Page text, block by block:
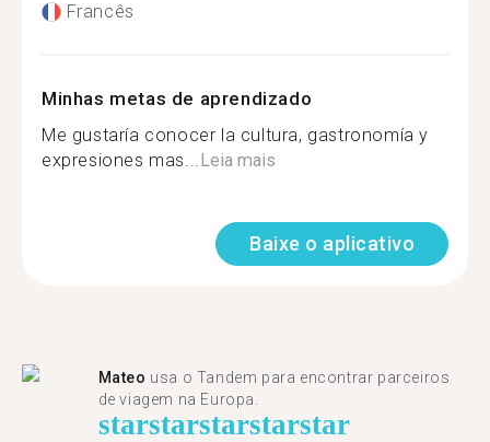
Francês
Minhas metas de aprendizado
Me gustaría conocer la cultura, gastronomía y
expresiones mas...Leia mais
Baixe o aplicativo
Mateo usa o Tandem para encontrar parceiros
de viagem na Europa.
starstarstarstarstar